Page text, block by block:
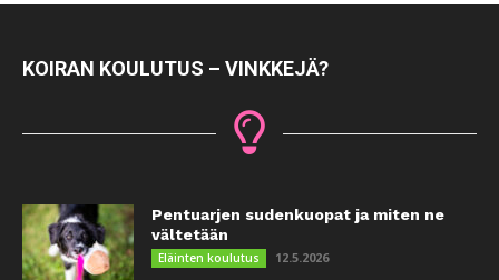
KOIRAN KOULUTUS – VINKKEJÄ?
Pentuarjen sudenkuopat ja miten ne
vältetään
Eläinten koulutus 12.5.2026